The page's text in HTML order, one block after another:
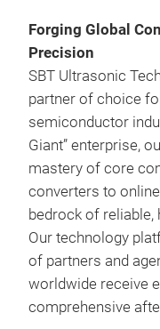
Forging Global
Precision
SBT Ultrasonic
partner of choice
semiconductor
Giant” enterprise,
mastery of core
converters to
bedrock of
Our technology
of partners and
worldwide receive
comprehensive